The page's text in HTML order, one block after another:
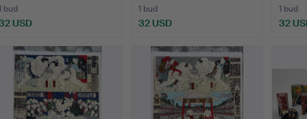
bud
USD
1 bud
32 USD
1 bud
32